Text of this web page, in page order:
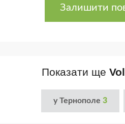
Залишити
Показати ще
у Тернополе 3